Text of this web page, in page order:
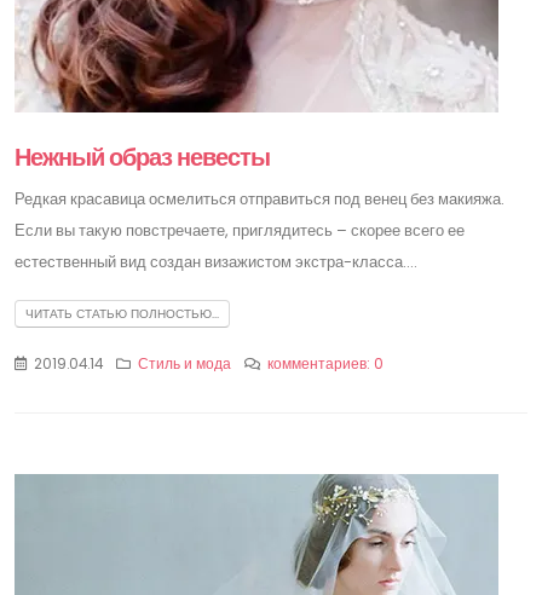
Нежный образ невесты
Редкая красавица осмелиться отправиться под венец без макияжа.
Если вы такую повстречаете, приглядитесь – скорее всего ее
естественный вид создан визажистом экстра-класса....
ЧИТАТЬ СТАТЬЮ ПОЛНОСТЬЮ...
2019.04.14 Стиль и мода комментариев: 0